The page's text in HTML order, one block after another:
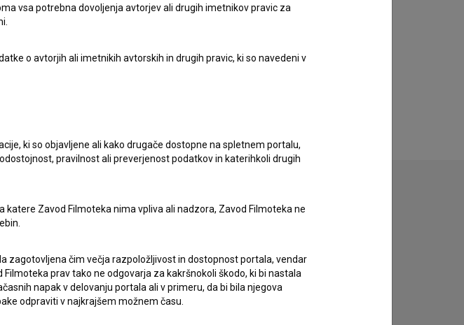
vsa potrebna dovoljenja avtorjev ali drugih imetnikov pravic za
o avtorjih ali imetnikih avtorskih in drugih pravic, ki so navedeni v
ki so objavljene ali kako drugače dostopne na spletnem portalu,
pravilnost ali preverjenost podatkov in katerihkoli drugih
Zavod Filmoteka nima vpliva ali nadzora, Zavod Filmoteka ne
zagotovljena čim večja razpoložljivost in dostopnost portala, vendar
prav tako ne odgovarja za kakršnokoli škodo, ki bi nastala
napak v delovanju portala ali v primeru, da bi bila njegova
odpraviti v najkrajšem možnem času.